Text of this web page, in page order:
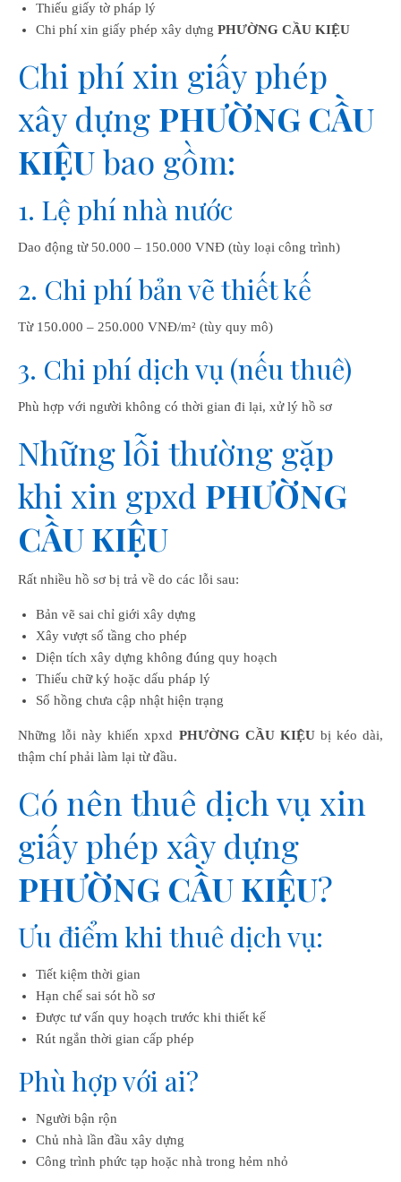
Thiếu giấy tờ pháp lý
Chi phí xin giấy phép xây dựng PHƯỜNG CẦU KIỆU
Chi phí xin giấy phép
xây dựng PHƯỜNG CẦU
KIỆUbao gồm:
1. Lệ phí nhà nước
Dao động từ 50.000 – 150.000 VNĐ (tùy loại công trình)
2. Chi phí bản vẽ thiết kế
Từ 150.000 – 250.000 VNĐ/m² (tùy quy mô)
3. Chi phí dịch vụ (nếu thuê)
Phù hợp với người không có thời gian đi lại, xử lý hồ sơ
Những lỗi thường gặp
khi xin gpxd PHƯỜNG
CẦU KIỆU
Rất nhiều hồ sơ bị trả về do các lỗi sau:
Bản vẽ sai chỉ giới xây dựng
Xây vượt số tầng cho phép
Diện tích xây dựng không đúng quy hoạch
Thiếu chữ ký hoặc dấu pháp lý
Sổ hồng chưa cập nhật hiện trạng
Những lỗi này khiến xpxd PHƯỜNG CẦU KIỆUbị kéo dài,
thậm chí phải làm lại từ đầu.
Có nên thuê dịch vụ xin
giấy phép xây dựng
PHƯỜNG CẦU KIỆU?
Ưu điểm khi thuê dịch vụ:
Tiết kiệm thời gian
Hạn chế sai sót hồ sơ
Được tư vấn quy hoạch trước khi thiết kế
Rút ngắn thời gian cấp phép
Phù hợp với ai?
Người bận rộn
Chủ nhà lần đầu xây dựng
Công trình phức tạp hoặc nhà trong hẻm nhỏ